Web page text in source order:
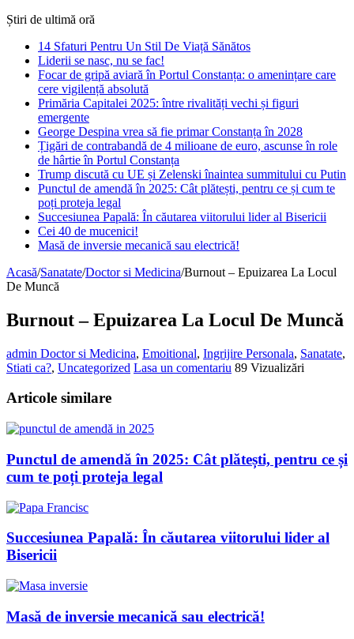
Știri de ultimă oră
14 Sfaturi Pentru Un Stil De Viață Sănătos
Liderii se nasc, nu se fac!
Focar de gripă aviară în Portul Constanța: o amenințare care
cere vigilență absolută
Primăria Capitalei 2025: între rivalități vechi și figuri
emergente
George Despina vrea să fie primar Constanța în 2028
Țigări de contrabandă de 4 milioane de euro, ascunse în role
de hârtie în Portul Constanța
Trump discută cu UE și Zelenski înaintea summitului cu Putin
Punctul de amendă în 2025: Cât plătești, pentru ce și cum te
poți proteja legal
Succesiunea Papală: În căutarea viitorului lider al Bisericii
Cei 40 de mucenici!
Masă de inversie mecanică sau electrică!
Acasă/Sanatate/Doctor si Medicina/Burnout – Epuizarea La Locul
De Muncă
Burnout – Epuizarea La Locul De Muncă
admin Doctor si Medicina, Emoitional, Ingrijire Personala, Sanatate,
Stiati ca?, Uncategorized Lasa un comentariu 89 Vizualizări
Articole similare
Punctul de amendă în 2025: Cât plătești, pentru ce și
cum te poți proteja legal
Succesiunea Papală: În căutarea viitorului lider al
Bisericii
Masă de inversie mecanică sau electrică!